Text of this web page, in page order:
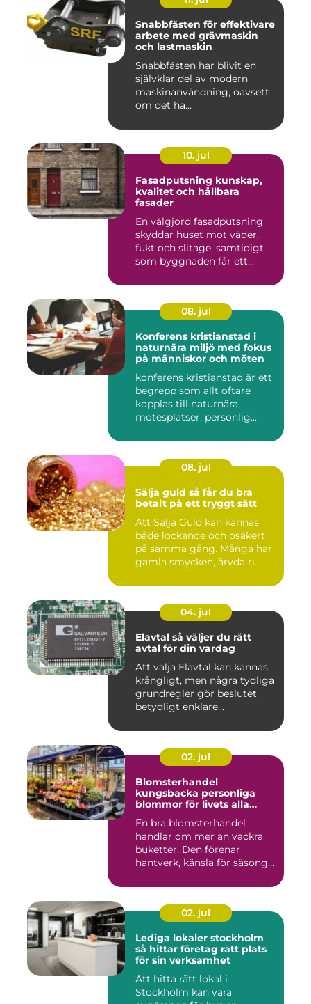
Snabbfästen för effektivare
arbete med grävmaskin
och lastmaskin
Snabbfästen har blivit en
självklar del av modern
maskinanvändning, oavsett
om det ha...
10. jul
Fasadputsning kunskap,
kvalitet och hållbara
fasader
En välgjord fasadputsning
skyddar huset mot väder,
fukt och slitage, samtidigt
som byggnaden får ett...
08. jul
Konferens kristianstad i
naturnära miljö med fokus
på människor och möten
konferens kristianstad är ett
begrepp som allt oftare
kopplas till naturnära
mötesplatser, personlig...
08. jul
Sälja guld så får du bra
betalt på ett tryggt sätt
Att Sälja Guld kan kännas
både lockande och osäkert
på samma gång. Många har
gamla smycken, ärvda ri...
04. jul
Elavtal så väljer du rätt
avtal för din vardag
Att välja Elavtal kan kännas
krångligt, men några tydliga
grundregler gör beslutet
betydligt enklare...
02. jul
Blomsterhandel
kungsbacka personliga
blommor för livets alla
En bra blomsterhandel
handlar om mer än vackra
buketter. Den förenar
hantverk, känsla för säsong
02. jul
Lediga lokaler stockholm
så hittar företag rätt plats
för sin verksamhet
Att hitta rätt lokal i
Stockholm kan vara